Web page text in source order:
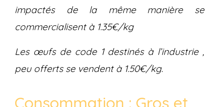
impactés de la même manière se
commercialisent à 1.35€/kg
Les œufs de code 1 destinés à l’industrie ,
peu offerts se vendent à 1.50€/kg.
Consommation : Gros et